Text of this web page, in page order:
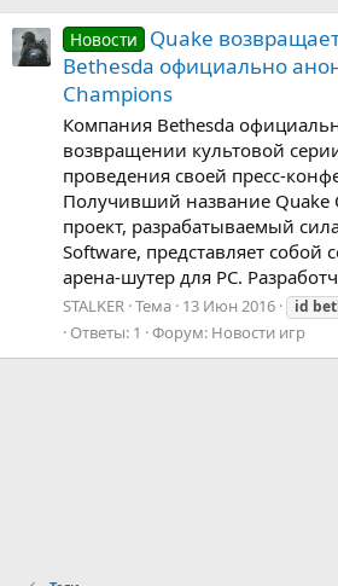
Новости
Quake
Bethesda официально
Champions
Компания Bethesda
возвращении культовой
проведения своей пресс-
Получивший название Quake
проект, разрабатываемый
Software, представляет собой
арена-шутер для PC.
STALKER Тема 13 Июн 2016 id
Ответы: 1 Форум: Новости игр